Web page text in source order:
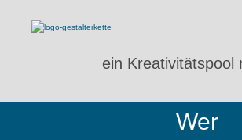
ein Kreativitätspool
Wer